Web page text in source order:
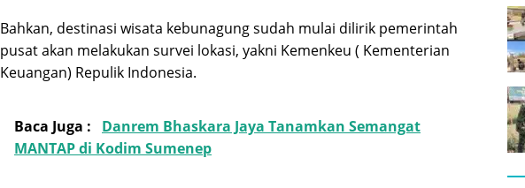
Bahkan, destinasi wisata kebunagung sudah mulai dilirik pemerintah
pusat akan melakukan survei lokasi, yakni Kemenkeu ( Kementerian
Keuangan) Repulik Indonesia.
Baca Juga :
Danrem Bhaskara Jaya Tanamkan Semangat
MANTAP di Kodim Sumenep